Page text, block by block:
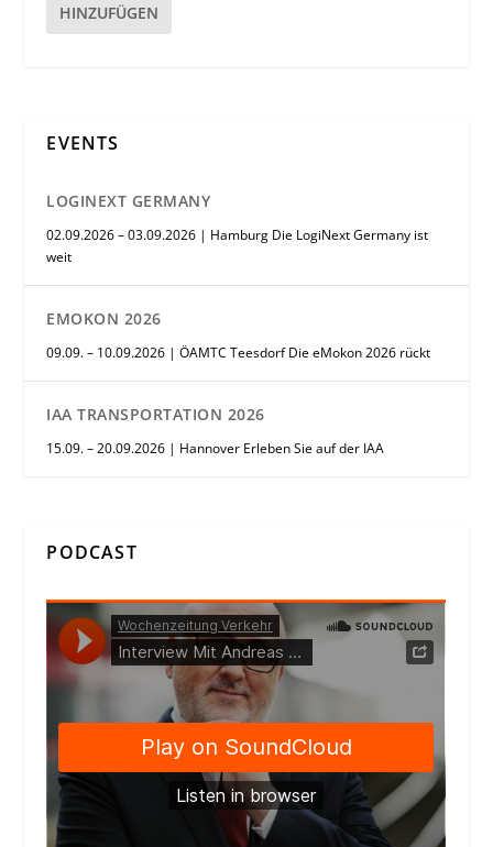
HINZUFÜGEN
EVENTS
LOGINEXT GERMANY
02.09.2026 – 03.09.2026 | Hamburg Die LogiNext Germany ist
weit
EMOKON 2026
09.09. – 10.09.2026 | ÖAMTC Teesdorf Die eMokon 2026 rückt
IAA TRANSPORTATION 2026
15.09. – 20.09.2026 | Hannover Erleben Sie auf der IAA
PODCAST